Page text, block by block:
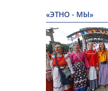
«ЭТНО - МЫ»